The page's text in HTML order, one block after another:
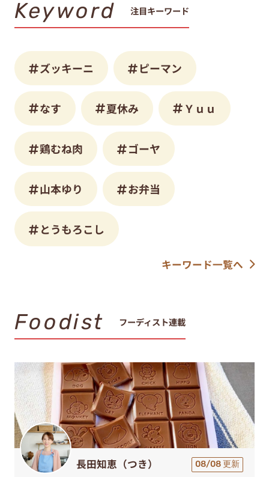
Keyword 注目キーワード
ズッキーニ ピーマン
なす 夏休み Ｙｕｕ
鶏むね肉 ゴーヤ
山本ゆり お弁当
とうもろこし
キーワード一覧へ
Foodist フーディスト連載
長田知恵（つき） 08/08 更新